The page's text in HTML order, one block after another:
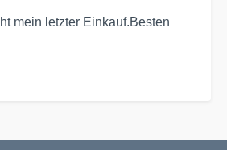
mein letzter Einkauf.Besten